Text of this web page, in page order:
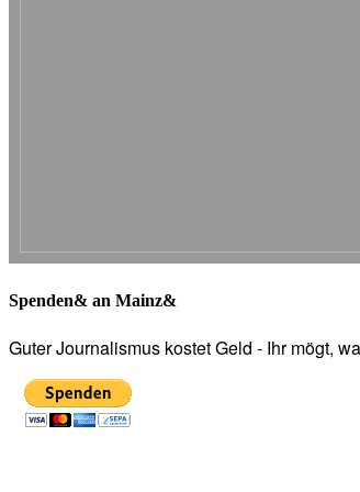
Spenden& an Mainz&
Guter Journalismus kostet Geld - Ihr mögt,